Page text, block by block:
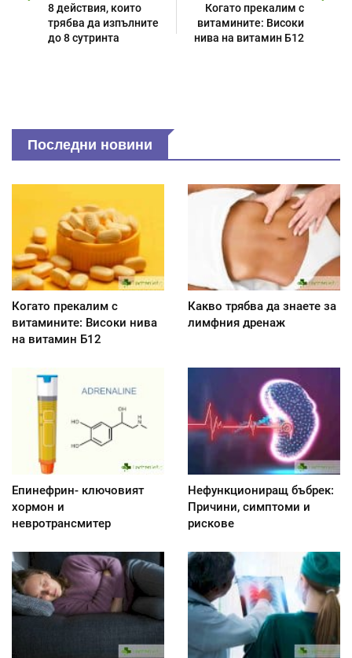
8 действия, които
трябва да изпълните
до 8 сутринта
Когато прекалим с
витамините: Високи
нива на витамин Б12
Последни новини
Когато прекалим с
витамините: Високи нива
на витамин Б12
Какво трябва да знаете за
лимфния дренаж
Епинефрин- ключовият
хормон и
невротрансмитер
Нефункциониращ бъбрек:
Причини, симптоми и
рискове